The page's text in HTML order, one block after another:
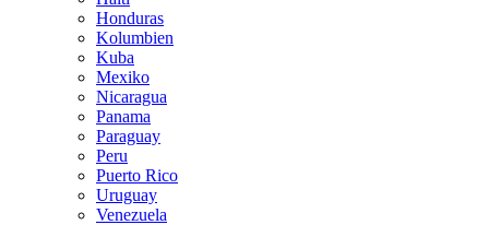
Honduras
Kolumbien
Kuba
Mexiko
Nicaragua
Panama
Paraguay
Peru
Puerto Rico
Uruguay
Venezuela